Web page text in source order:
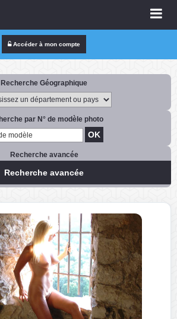
Accéder à mon compte
Recherche Géographique
par N° de modèle photo
Recherche avancée
Recherche avancée